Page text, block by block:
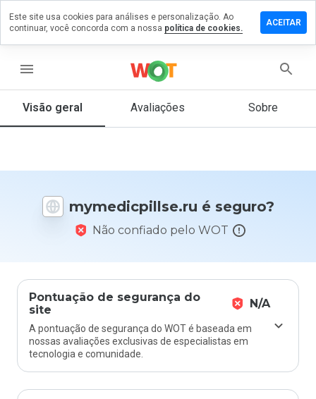
menu
Visão geral Avaliações Sobre
mymedicpillse.ru é seguro?
Não confiado pelo WOT
Pontuação de segurança do
site
N/A
A pontuação de segurança do WOT é baseada em
nossas avaliações exclusivas de especialistas em
tecnologia e comunidade.
um
em
De 1
nota
Este site usa cookies para análises e personalização. Ao
continuar, você concorda com a nossa política de cookies.
ACEITAR